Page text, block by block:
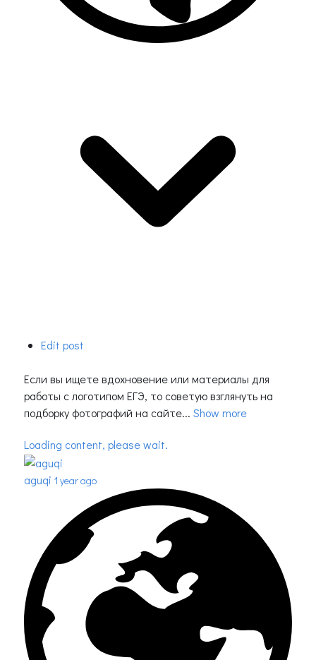
Edit post
Если вы ищете вдохновение или материалы для
работы с логотипом ЕГЭ, то советую взглянуть на
подборку фотографий на сайте... Show more
Loading content, please wait.
aguqi 1 year ago